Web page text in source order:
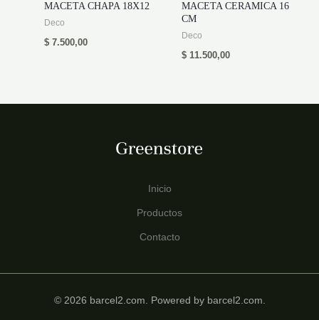
MACETA CHAPA 18X12
Deco
$ 7.500,00
MACETA CERAMICA 16
CM
Deco
$ 11.500,00
Inicio
Productos
Contacto
© 2026 barcel2.com. Powered by barcel2.com.